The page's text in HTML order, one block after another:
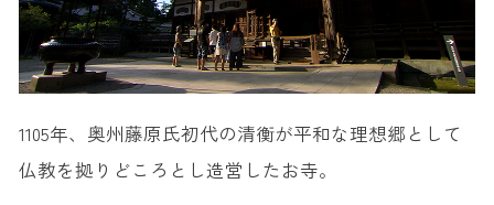
1105年、奥州藤原氏初代の清衡が平和な理想郷として
仏教を拠りどころとし造営したお寺。